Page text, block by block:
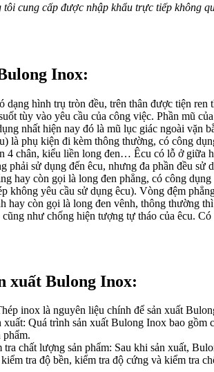
tôi cung cấp được nhập khẩu trực tiếp không
Inox:​
dạng hình trụ tròn đều, trên thân được tiện
tùy vào yêu cầu của công việc. Phần mũ
nhất hiện nay đó là mũ lục giác ngoài vặn
là phụ kiện đi kèm thông thường, có công
4 chân, kiểu liền long đen… Êcu có lỗ ở giữa
phải sử dụng đến êcu, nhưng đa phần đều sử
hay còn gọi là long đen phẳng, có công
không yêu cầu sử dụng êcu). Vòng đệm
hay còn gọi là long đen vênh, thông thường
như chống hiện tượng tự tháo của êcu.
xuất Bulong Inox:​
inox là nguyên liệu chính để sản xuất
xuất: Quá trình sản xuất Bulong Inox bao
phẩm.
chất lượng sản phẩm: Sau khi sản xuất,
tra độ bền, kiểm tra độ cứng và kiểm tra